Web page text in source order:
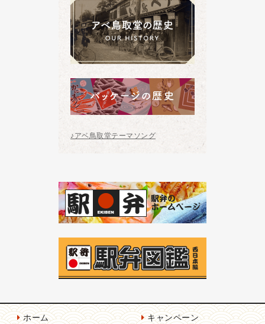
♪アベ鳥取堂テーマソング
ホーム キャンペーン